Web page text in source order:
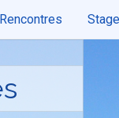
Rencontres